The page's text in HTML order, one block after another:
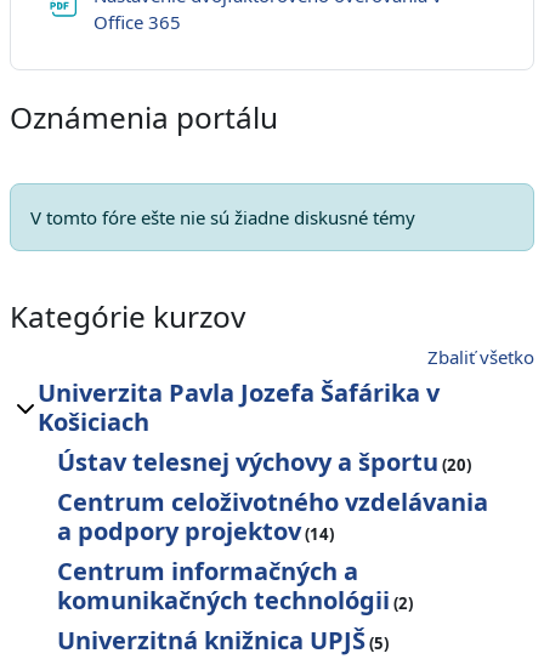
Office 365
Oznámenia portálu
V tomto fóre ešte nie sú žiadne diskusné témy
Kategórie kurzov
Zbaliť všetko
Univerzita Pavla Jozefa Šafárika v
Košiciach
Ústav telesnej výchovy a športu (20)
Centrum celoživotného vzdelávania
a podpory projektov(14)
Centrum informačných a
komunikačných technológii (2)
Univerzitná knižnica UPJŠ(5)